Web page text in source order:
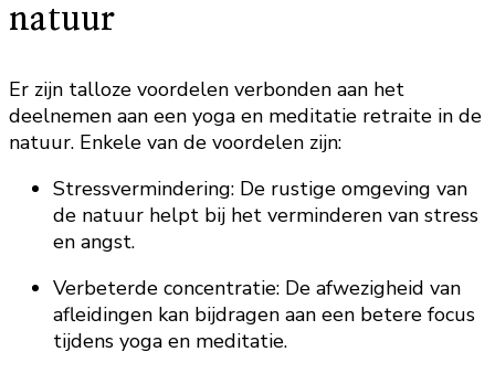
natuur
Er zijn talloze voordelen verbonden aan het
deelnemen aan een yoga en meditatie retraite in de
natuur. Enkele van de voordelen zijn:
Stressvermindering: De rustige omgeving van
de natuur helpt bij het verminderen van stress
en angst.
Verbeterde concentratie: De afwezigheid van
afleidingen kan bijdragen aan een betere focus
tijdens yoga en meditatie.